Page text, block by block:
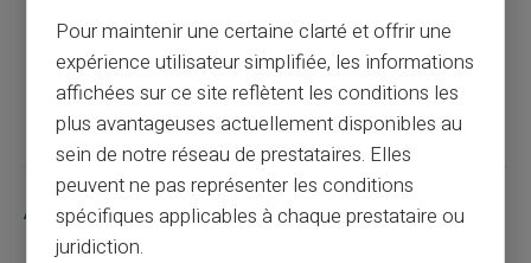
Article suivant
Articles similaires
Pour maintenir une certaine clarté et offrir une
expérience utilisateur simplifiée, les informations
affichées sur ce site reflètent les conditions les
plus avantageuses actuellement disponibles au
sein de notre réseau de prestataires. Elles
peuvent ne pas représenter les conditions
spécifiques applicables à chaque prestataire ou
juridiction.